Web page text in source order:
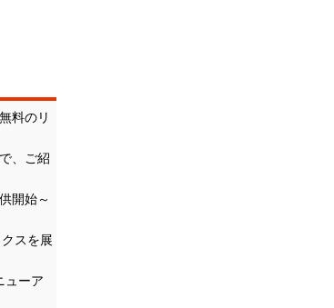
料のリ
、ご紹
開始～
スを展
ューア